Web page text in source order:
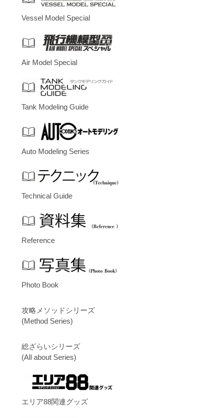
Vessel Model Special
Air Model Special
Tank Modeling Guide
Auto Modeling Series
Technical Guide
Reference
Photo Book
攻略メソッドシリーズ
(Method Series)
総ざらいシリーズ
(All about Series)
エリア88関連グッズ